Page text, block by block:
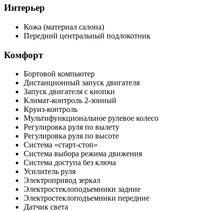
Интерьер
Кожа (материал салона)
Передний центральный подлокотник
Комфорт
Бортовой компьютер
Дистанционный запуск двигателя
Запуск двигателя с кнопки
Климат-контроль 2-зонный
Круиз-контроль
Мультифункциональное рулевое колесо
Регулировка руля по вылету
Регулировка руля по высоте
Система «старт-стоп»
Система выбора режима движения
Система доступа без ключа
Усилитель руля
Электропривод зеркал
Электростеклоподъемники задние
Электростеклоподъемники передние
Датчик света